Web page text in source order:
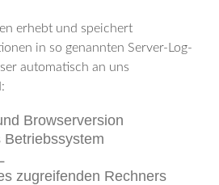
erhebt und speichert
in so genannten Server-Log-
automatisch an uns
Browserversion
zugreifenden Rechners